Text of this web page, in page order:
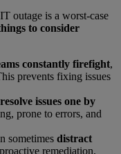
outage is a worst-case
to consider
constantly firefight,
prevents fixing issues
issues one by
prone to errors, and
sometimes distract
remediation,